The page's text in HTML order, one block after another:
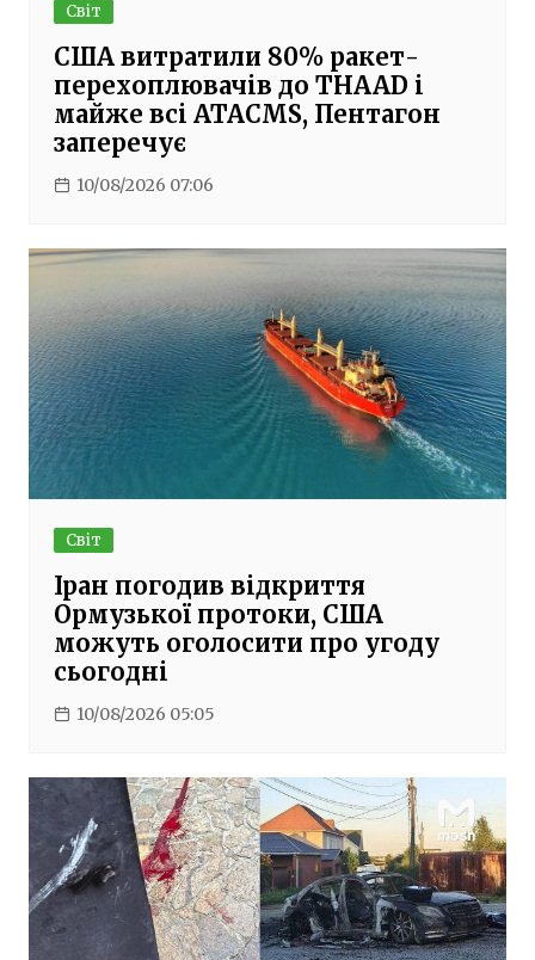
Світ
США витратили 80% ракет-
перехоплювачів до THAAD і
майже всі ATACMS, Пентагон
заперечує
10/08/2026 07:06
Світ
Іран погодив відкриття
Ормузької протоки, США
можуть оголосити про угоду
сьогодні
10/08/2026 05:05